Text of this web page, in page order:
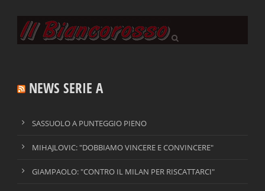
NEWS SERIE A
SASSUOLO A PUNTEGGIO PIENO
MIHAJLOVIC: "DOBBIAMO VINCERE E CONVINCERE"
GIAMPAOLO: "CONTRO IL MILAN PER RISCATTARCI"